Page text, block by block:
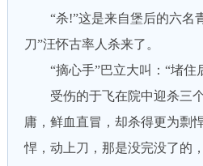
“杀!”这是来自堡后的六名
刀”汪怀古率人杀来了。
“摘心手”巴立大叫：“堵住
受伤的于飞在院中迎杀三个
庸，鲜血直冒，却杀得更为剽
悍，动上刀，那是没完没了的